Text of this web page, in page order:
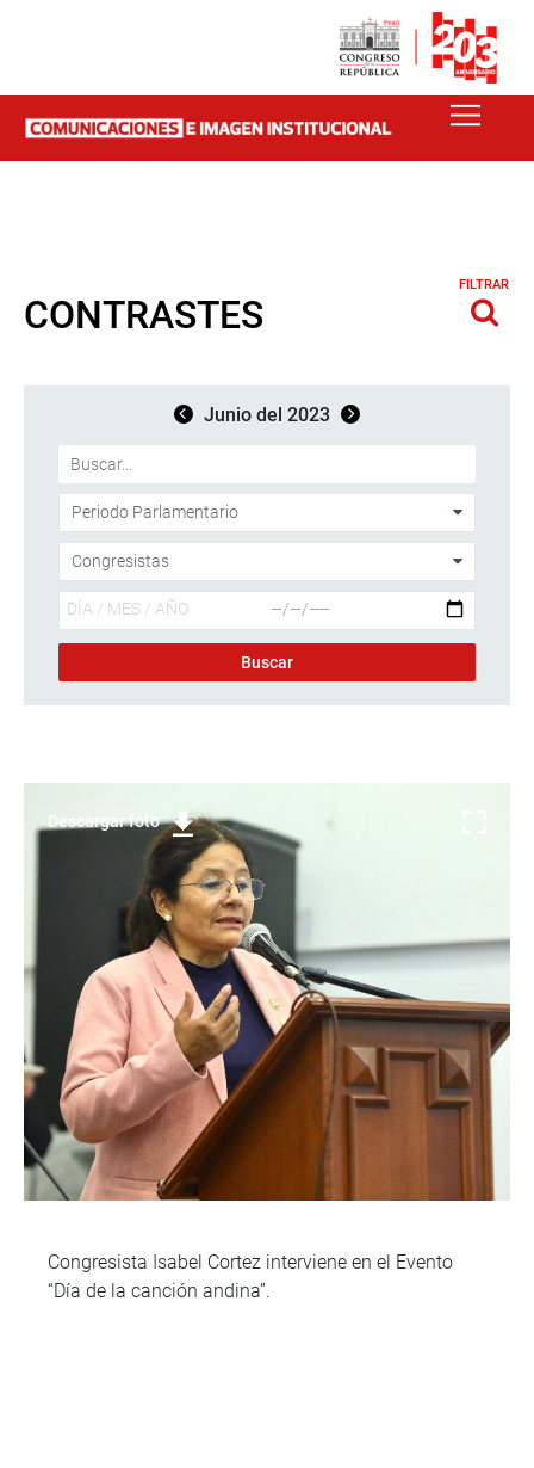
CONTRASTES
FILTRAR
Junio del 2023
Descargar foto
Congresista Isabel Cortez interviene en el Evento
“Día de la canción andina”.